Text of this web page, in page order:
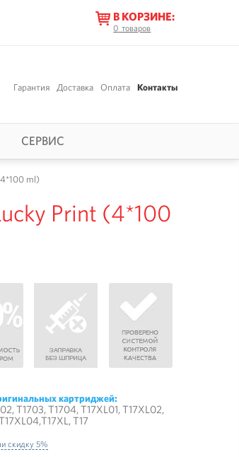
В КОРЗИНЕ:
0 товаров
Гарантия Доставка Оплата Контакты
СЕРВИС
ml)
Print (4*100
картриджей:
T1703, T1704, T17XL01, T17XL02,
T17
скидку 5%